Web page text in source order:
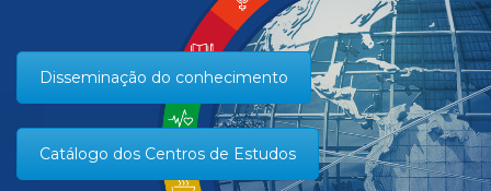
Disseminação do conhecimento
Catálogo dos Centros de Estudos